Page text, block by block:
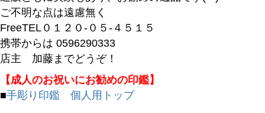
ご不明な点は遠慮無く
FreeTEL０１２０-０５-４５１５
携帯からは 0596290333
店主 加藤までどうぞ！
【成人のお祝いにお勧めの印鑑】
■手彫り印鑑 個人用トップ
予約商品
予約商品のみを表示
並び順
新着順